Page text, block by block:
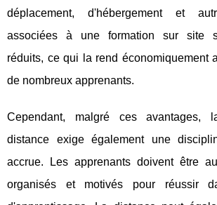
déplacement, d'hébergement et
associées à une formation sur site
réduits, ce qui la rend économiquement
de nombreux apprenants.
Cependant, malgré ces avantages,
distance exige également une
accrue. Les apprenants doivent être
organisés et motivés pour réussir